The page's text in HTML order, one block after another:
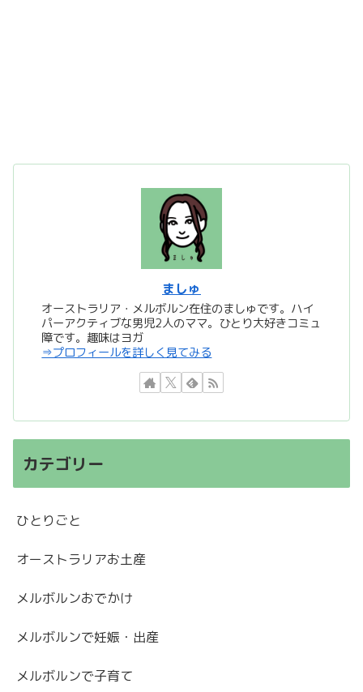
ましゅ
オーストラリア・メルボルン在住のましゅです。ハイ
パーアクティブな男児2人のママ。ひとり大好きコミュ
障です。趣味はヨガ
⇒プロフィールを詳しく見てみる
カテゴリー
ひとりごと
オーストラリアお土産
メルボルンおでかけ
メルボルンで妊娠・出産
メルボルンで子育て